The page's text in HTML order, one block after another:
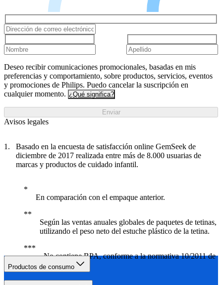
Deseo recibir comunicaciones promocionales, basadas en mis
preferencias y comportamiento, sobre productos, servicios, eventos
y promociones de Philips. Puedo cancelar la suscripción en
cualquier momento. ¿Qué significa?
Enviar
Avisos legales
Basado en la encuesta de satisfacción online GemSeek de
diciembre de 2017 realizada entre más de 8.000 usuarias de
marcas y productos de cuidado infantil.
En comparación con el empaque anterior.
Según las ventas anuales globales de paquetes de tetinas,
utilizando el peso neto del estuche plástico de la tetina.
No contiene BPA, conforme a la normativa 10/2011 de
la UE.
Productos de consumo